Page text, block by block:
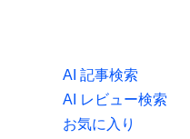
AI 記事検索
AI レビュー検索
お気に入り